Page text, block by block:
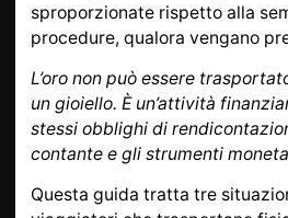
sproporzionate rispetto alla
procedure, qualora vengano
L’oro non può essere
un gioiello. È un’attività
stessi obblighi di
contante e gli strumenti
Questa guida tratta tre